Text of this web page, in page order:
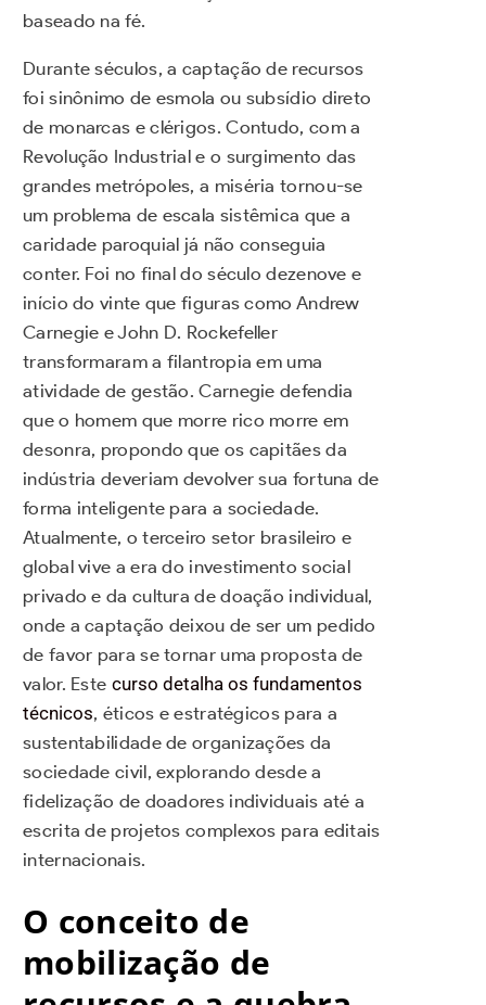
baseado na fé.
Durante séculos, a captação de recursos
foi sinônimo de esmola ou subsídio direto
de monarcas e clérigos. Contudo, com a
Revolução Industrial e o surgimento das
grandes metrópoles, a miséria tornou-se
um problema de escala sistêmica que a
caridade paroquial já não conseguia
conter. Foi no final do século dezenove e
início do vinte que figuras como Andrew
Carnegie e John D. Rockefeller
transformaram a filantropia em uma
atividade de gestão. Carnegie defendia
que o homem que morre rico morre em
desonra, propondo que os capitães da
indústria deveriam devolver sua fortuna de
forma inteligente para a sociedade.
Atualmente, o terceiro setor brasileiro e
global vive a era do investimento social
privado e da cultura de doação individual,
onde a captação deixou de ser um pedido
de favor para se tornar uma proposta de
valor. Este curso detalha os fundamentos
técnicos, éticos e estratégicos para a
sustentabilidade de organizações da
sociedade civil, explorando desde a
fidelização de doadores individuais até a
escrita de projetos complexos para editais
internacionais.
O conceito de
mobilização de